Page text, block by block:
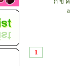
a
1